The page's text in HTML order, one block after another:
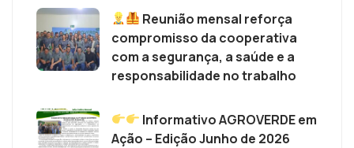
Reunião mensal reforça
compromisso da cooperativa
com a segurança, a saúde e a
responsabilidade no trabalho
Informativo AGROVERDE em
Ação – Edição Junho de 2026